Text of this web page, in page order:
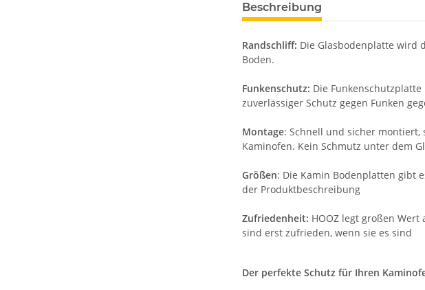
Beschreibung
Randschliff: Die Glasbodenplatte wird
Boden.
Funkenschutz: Die
zuverlässiger Schutz gegen Funken
Montage: Schnell und sicher
Kaminofen. Kein Schmutz unter dem
Größen: Die Kamin Bodenplatten gibt
der Produktbeschreibung
Zufriedenheit: HOOZ legt großen
sind erst zufrieden, wenn sie es sind
Der perfekte Schutz für Ihren